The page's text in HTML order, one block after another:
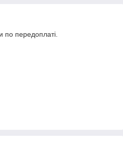
по передоплаті.